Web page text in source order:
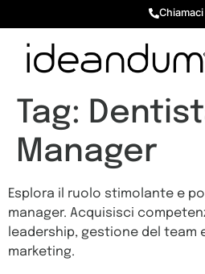
Chiamaci
Tag:
Manager
Esplora il ruolo stimolante e
manager. Acquisisci
leadership, gestione del team
marketing.